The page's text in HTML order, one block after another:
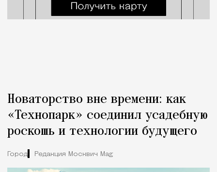
Новаторство вне времени: как
«Технопарк» соединил усадебную
роскошь и технологии будущего
Город Редакция Москвич Mag